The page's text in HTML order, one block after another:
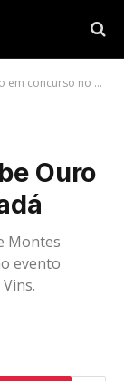
no Canadá
Ouro
Montes
evento